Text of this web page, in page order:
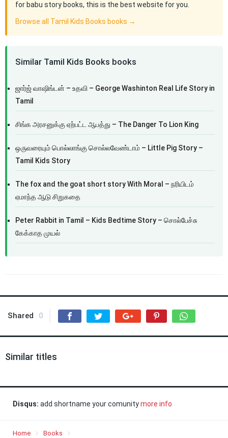
for babu story books, this is the best website for you.
Browse all Tamil Kids Books books →
Similar Tamil Kids Books books
ஜார்ஜ் வாஷிங்டன் – உதவி – George Washinton Real Life Story in
Tamil
சிங்க அரசனுக்கு ஏற்பட்ட ஆபத்து – The Danger To Lion King
ஒருவரையும் பொல்லாங்கு சொல்லவேண்டாம் – Little Pig Story –
Tamil Kids Story
The fox and the goat short story With Moral – நரியிடம்
ஏமாந்த ஆடு சிறுகதை
Peter Rabbit in Tamil – Kids Bedtime Story – சொல்பேச்சு
கேக்காத முயல்
Shared 0
Similar titles
Disqus: add shortname your comunitymore info
Home
Books